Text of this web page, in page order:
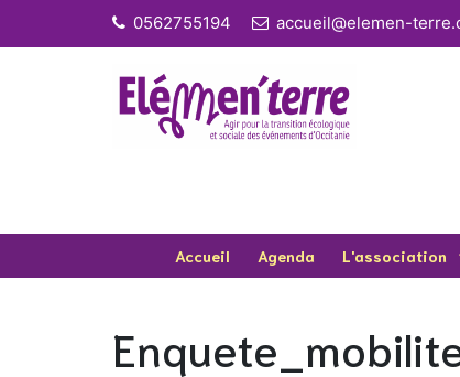
0562755194 accueil@elemen-
Accueil Agenda L'association